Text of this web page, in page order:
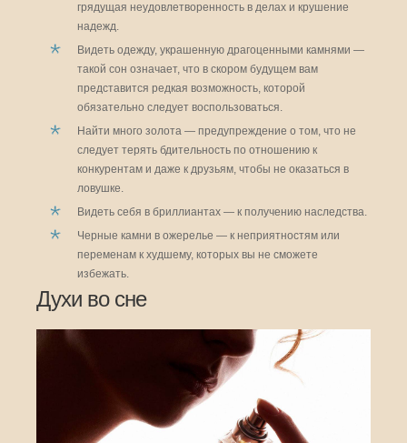
грядущая неудовлетворенность в делах и крушение
надежд.
Видеть одежду, украшенную драгоценными камнями —
такой сон означает, что в скором будущем вам
представится редкая возможность, которой
обязательно следует воспользоваться.
Найти много золота — предупреждение о том, что не
следует терять бдительность по отношению к
конкурентам и даже к друзьям, чтобы не оказаться в
ловушке.
Видеть себя в бриллиантах — к получению наследства.
Черные камни в ожерелье — к неприятностям или
переменам к худшему, которых вы не сможете
избежать.
Духи во сне